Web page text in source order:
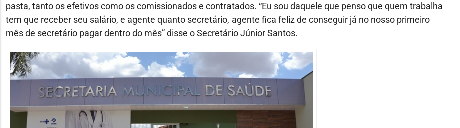
pasta, tanto os efetivos como os comissionados e contratados. “Eu sou daquele que penso que quem trabalha
tem que receber seu salário, e agente quanto secretário, agente fica feliz de conseguir já no nosso primeiro
mês de secretário pagar dentro do mês” disse o Secretário Júnior Santos.